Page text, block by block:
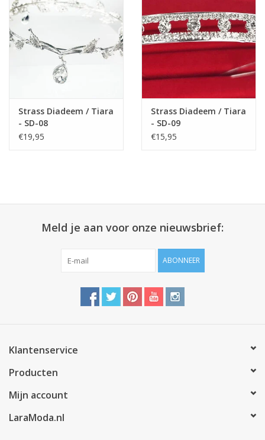
Strass Diadeem / Tiara
- SD-08
€19,95
Strass Diadeem / Tiara
- SD-09
€15,95
Meld je aan voor onze nieuwsbrief:
ABONNEER
Klantenservice
Producten
Mijn account
LaraModa.nl